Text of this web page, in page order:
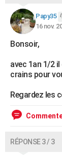
Papy35
16 nov.
Bonsoir,
avec 1an 1/2
crains pour
Regardez les
RÉPONSE 3 / 3